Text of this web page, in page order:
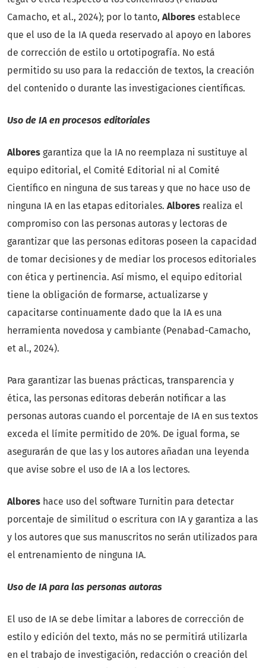
Camacho, et al., 2024); por lo tanto, Albores establece
que el uso de la IA queda reservado al apoyo en labores
de corrección de estilo u ortotipografía. No está
permitido su uso para la redacción de textos, la creación
del contenido o durante las investigaciones científicas.
Uso de IA en procesos editoriales
Albores garantiza que la IA no reemplaza ni sustituye al
equipo editorial, el Comité Editorial ni al Comité
Científico en ninguna de sus tareas y que no hace uso de
ninguna IA en las etapas editoriales. Albores realiza el
compromiso con las personas autoras y lectoras de
garantizar que las personas editoras poseen la capacidad
de tomar decisiones y de mediar los procesos editoriales
con ética y pertinencia. Así mismo, el equipo editorial
tiene la obligación de formarse, actualizarse y
capacitarse continuamente dado que la IA es una
herramienta novedosa y cambiante (Penabad-Camacho,
et al., 2024).
Para garantizar las buenas prácticas, transparencia y
ética, las personas editoras deberán notificar a las
personas autoras cuando el porcentaje de IA en sus textos
exceda el límite permitido de 20%. De igual forma, se
asegurarán de que las y los autores añadan una leyenda
que avise sobre el uso de IA a los lectores.
Albores hace uso del software Turnitin para detectar
porcentaje de similitud o escritura con IA y garantiza a las
y los autores que sus manuscritos no serán utilizados para
el entrenamiento de ninguna IA.
Uso de IA para las personas autoras
El uso de IA se debe limitar a labores de corrección de
estilo y edición del texto, más no se permitirá utilizarla
en el trabajo de investigación, redacción o creación del